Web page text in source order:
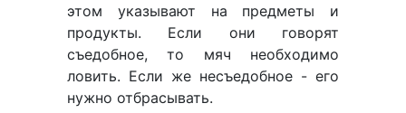
этом указывают на предметы и
продукты. Если они говорят
съедобное, то мяч необходимо
ловить. Если же несъедобное - его
нужно отбрасывать.